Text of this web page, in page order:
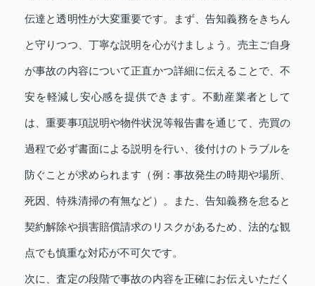
伝達と透明性が大変重要です。まず、告知義務をきちん
と守りつつ、丁寧な説明を心がけましょう。売主ご自身
が事故の内容について正直かつ詳細に伝えることで、不
安を軽減し安心感を提供できます。不動産業者として
は、重要事項説明や物件状況等報告書を通じて、売買の
過程で必ず書面による説明を行い、後付けのトラブルを
防ぐことが求められます（例：事故発生の時期や場所、
死因、特殊清掃の有無など）。また、告知義務を怠ると
契約解除や損害賠償請求のリスクがあるため、法的な観
点でも慎重な対応が不可欠です。
次に、査定の段階で事故の内容を正確にお伝えいただく